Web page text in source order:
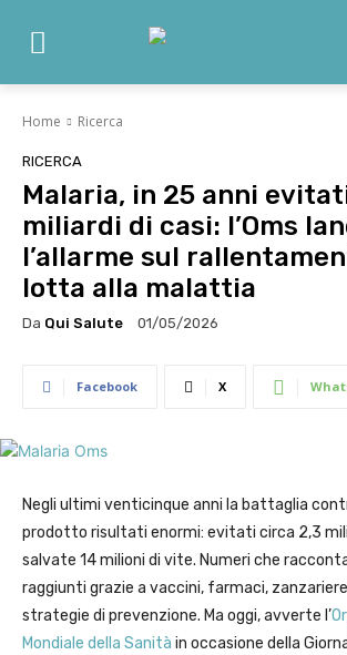
Home Ricerca
RICERCA
Malaria, in 25 anni
miliardi di casi: l’Oms
l’allarme sul
lotta alla malattia
Da Qui Salute 01/05/2026
Facebook X
Negli ultimi venticinque anni la battaglia
prodotto risultati enormi: evitati circa 2,3
salvate 14 milioni di vite. Numeri che
raggiunti grazie a vaccini, farmaci,
strategie di prevenzione. Ma oggi, avverte l’
Mondiale della Sanità in occasione della